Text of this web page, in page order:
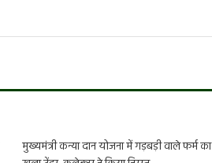
मुख्यमंत्री कन्या दान योजना में गड़बड़ी वाले फर्म का